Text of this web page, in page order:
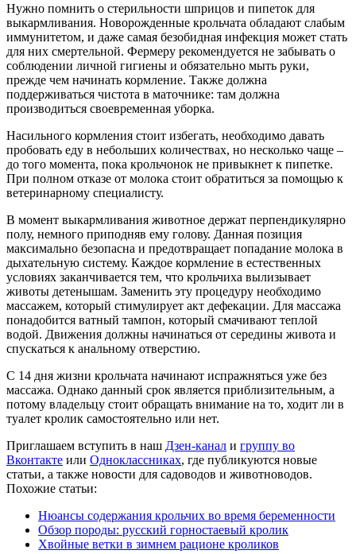
Нужно помнить о стерильности шприцов и пипеток для
выкармливания. Новорожденные крольчата обладают слабым
иммунитетом, и даже самая безобидная инфекция может стать
для них смертельной. Фермеру рекомендуется не забывать о
соблюдении личной гигиены и обязательно мыть руки,
прежде чем начинать кормление. Также должна
поддерживаться чистота в маточнике: там должна
производиться своевременная уборка.
Насильного кормления стоит избегать, необходимо давать
пробовать еду в небольших количествах, но несколько чаще –
до того момента, пока крольчонок не привыкнет к пипетке.
При полном отказе от молока стоит обратиться за помощью к
ветеринарному специалисту.
В момент выкармливания животное держат перпендикулярно
полу, немного приподняв ему голову. Данная позиция
максимально безопасна и предотвращает попадание молока в
дыхательную систему. Каждое кормление в естественных
условиях заканчивается тем, что крольчиха вылизывает
животы детенышам. Заменить эту процедуру необходимо
массажем, который стимулирует акт дефекации. Для массажа
понадобится ватный тампон, который смачивают теплой
водой. Движения должны начинаться от середины живота и
спускаться к анальному отверстию.
С 14 дня жизни крольчата начинают испражняться уже без
массажа. Однако данный срок является приблизительным, а
потому владельцу стоит обращать внимание на то, ходит ли в
туалет кролик самостоятельно или нет.
Приглашаем вступить в наш Дзен-канал и группу во
Вконтакте или Одноклассниках, где публикуются новые
статьи, а также новости для садоводов и животноводов.
Похожие статьи:
Нюансы содержания крольчих во время беременности
Обзор породы: русский горностаевый кролик
Хвойные ветки в зимнем рационе кроликов